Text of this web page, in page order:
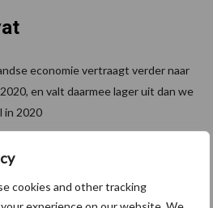
cookies and other tracking
economie vertraagt verder naar
en valt daarmee lager uit dan we
in 2020
onze ramingen
toe door de magere expansie van de